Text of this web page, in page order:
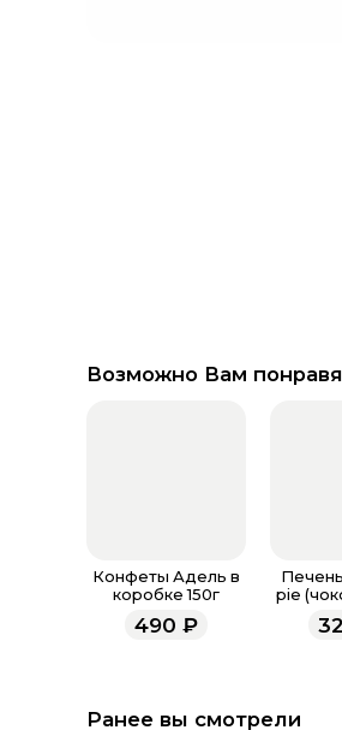
Возможно Вам
Конфеты Адель в
коробке 150г
490 ₽
pie
Ранее вы смотрели